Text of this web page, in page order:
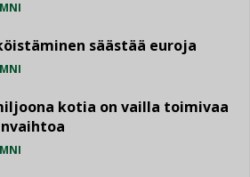
säästää euroja
kotia on vailla toimivaa